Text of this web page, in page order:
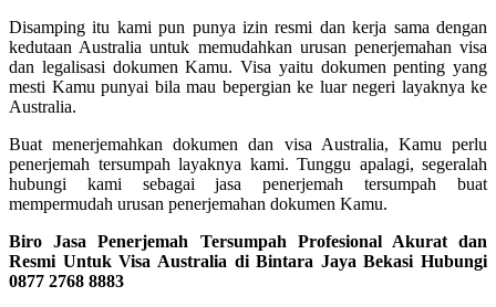
Disamping itu kami pun punya izin resmi dan kerja sama dengan
kedutaan Australia untuk memudahkan urusan penerjemahan visa
dan legalisasi dokumen Kamu. Visa yaitu dokumen penting yang
mesti Kamu punyai bila mau bepergian ke luar negeri layaknya ke
Australia.
Buat menerjemahkan dokumen dan visa Australia, Kamu perlu
penerjemah tersumpah layaknya kami. Tunggu apalagi, segeralah
hubungi kami sebagai jasa penerjemah tersumpah buat
mempermudah urusan penerjemahan dokumen Kamu.
Biro Jasa Penerjemah Tersumpah Profesional Akurat dan
Resmi Untuk Visa Australia di Bintara Jaya Bekasi Hubungi
0877 2768 8883